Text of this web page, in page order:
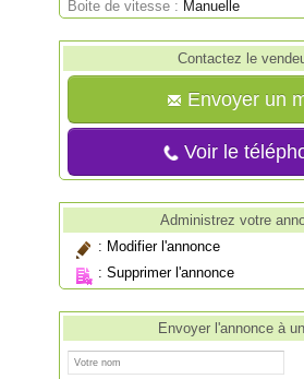
Boite de vitesse : Manuelle
Contactez le
Envoyer un
Voir le
Administrez votre
: Modifier l'annonce
:Supprimer l'annonce
Envoyer l'annonce à